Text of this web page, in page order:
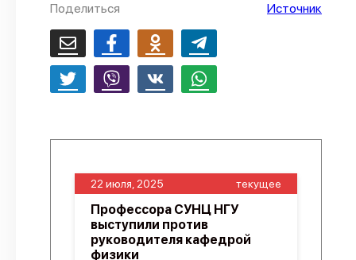
Поделиться Источник
22 июля, 2025 текущее
Профессора СУНЦ НГУ
выступили против
руководителя кафедрой
физики